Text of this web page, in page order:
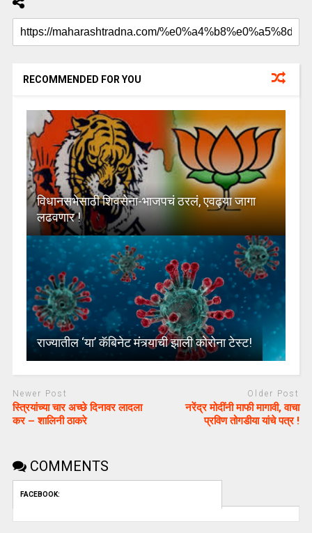
RECOMMENDED FOR YOU
विधानसभेसाठी शिवसेना-भाजपचं ठरलं, एवढ्या जागा
लढवणार !
राज्यातील ‘या’ कॅबिनेट मंत्र्याची झाली कोरोना टेस्ट!
Newer Post
स्त्रियांच्या चार अच्छे दिनावर लादला
कर – शालिनी ठाकरे
Older Post
नरेंद्र मोदींनी माफी मागावी, वाचा
प्रविण तोगडीया यांचे पत्र !
COMMENTS
FACEBOOK: